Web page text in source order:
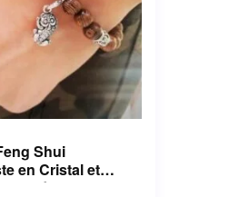
Shui
en Cristal et
précieuses